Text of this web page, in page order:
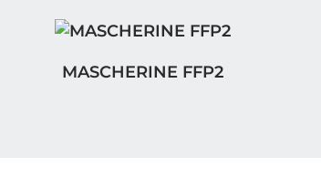
MASCHERINE FFP2
MASCHERINE FFP2